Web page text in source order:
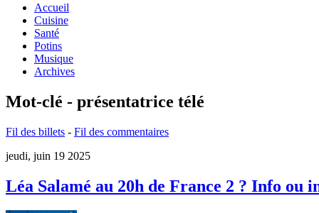
Accueil
Cuisine
Santé
Potins
Musique
Archives
Mot-clé - présentatrice télé
Fil des billets - Fil des commentaires
jeudi, juin 19 2025
Léa Salamé au 20h de France 2 ? Info ou